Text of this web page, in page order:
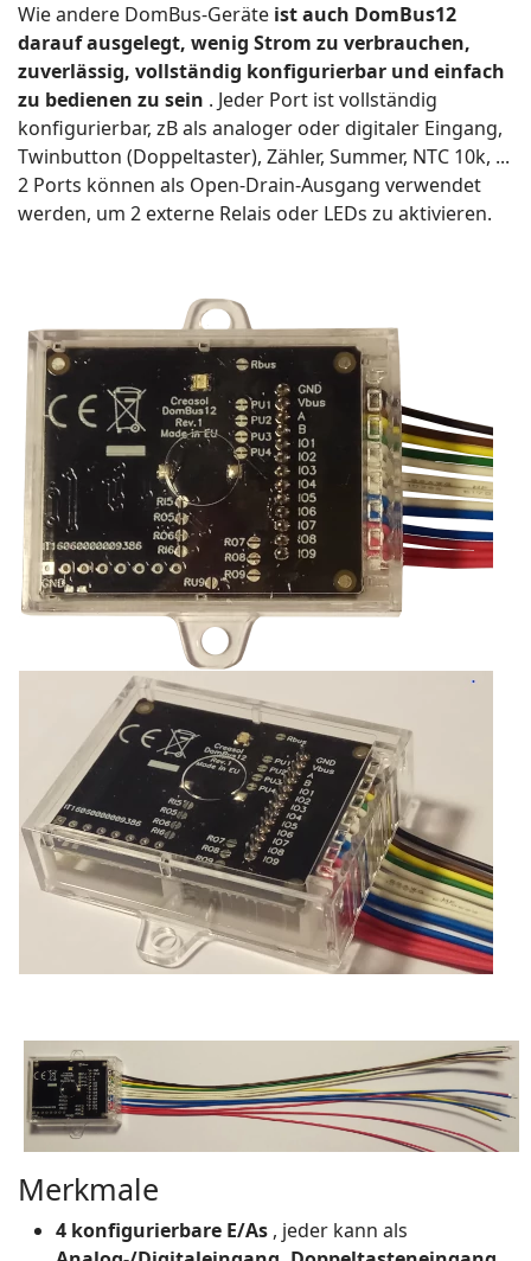
Wie andere DomBus-Geräte ist auch DomBus12
darauf ausgelegt, wenig Strom zu verbrauchen,
zuverlässig, vollständig konfigurierbar und einfach
zu bedienen zu sein . Jeder Port ist vollständig
konfigurierbar, zB als analoger oder digitaler Eingang,
Twinbutton (Doppeltaster), Zähler, Summer, NTC 10k, ...
2 Ports können als Open-Drain-Ausgang verwendet
werden, um 2 externe Relais oder LEDs zu aktivieren.
Merkmale
4 konfigurierbare E/As , jeder kann als